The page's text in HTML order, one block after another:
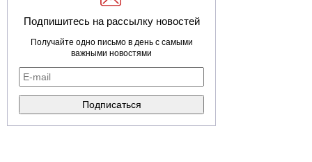
Подпишитесь на рассылку новостей
Получайте одно письмо в день с самыми
важными новостями